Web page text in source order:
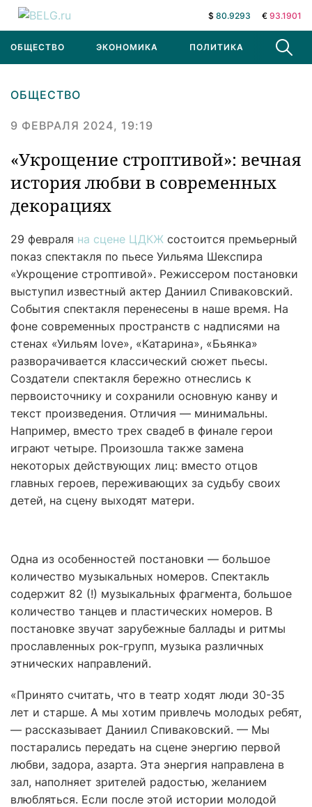
$ 80.9293 € 93.1901
ОБЩЕСТВО ЭКОНОМИКА ПОЛИТИКА В МИРЕ
ОБЩЕСТВО
9 ФЕВРАЛЯ 2024, 19:19
«Укрощение строптивой»: вечная
история любви в современных
декорациях
29 февраля на сцене ЦДКЖ состоится премьерный
показ спектакля по пьесе Уильяма Шекспира
«Укрощение строптивой». Режиссером постановки
выступил известный актер Даниил Спиваковский.
События спектакля перенесены в наше время. На
фоне современных пространств с надписями на
стенах «Уильям love», «Катарина», «Бьянка»
разворачивается классический сюжет пьесы.
Создатели спектакля бережно отнеслись к
первоисточнику и сохранили основную канву и
текст произведения. Отличия — минимальны.
Например, вместо трех свадеб в финале герои
играют четыре. Произошла также замена
некоторых действующих лиц: вместо отцов
главных героев, переживающих за судьбу своих
детей, на сцену выходят матери.
Одна из особенностей постановки — большое
количество музыкальных номеров. Спектакль
содержит 82 (!) музыкальных фрагмента, большое
количество танцев и пластических номеров. В
постановке звучат зарубежные баллады и ритмы
прославленных рок-групп, музыка различных
этнических направлений.
«Принято считать, что в театр ходят люди 30-35
лет и старше. А мы хотим привлечь молодых ребят,
— рассказывает Даниил Спиваковский. — Мы
постарались передать на сцене энергию первой
любви, задора, азарта. Эта энергия направлена в
зал, наполняет зрителей радостью, желанием
влюбляться. Если после этой истории молодой